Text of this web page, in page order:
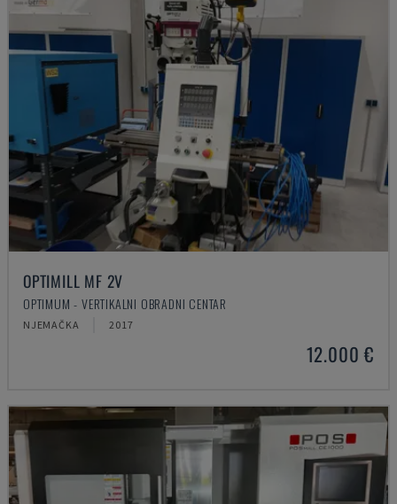
OPTIMILL MF 2V
OPTIMUM - VERTIKALNI OBRADNI CENTAR
NJEMAČKA 2017
12.000 €